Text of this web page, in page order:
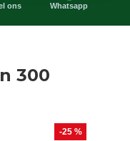
ons Whatsapp
300
-25 %